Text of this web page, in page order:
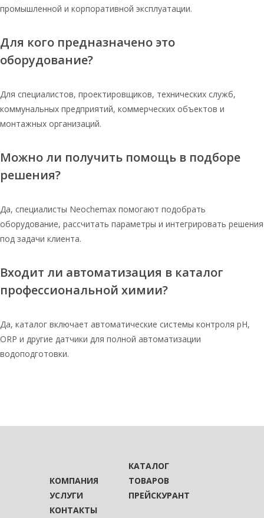
промышленной и корпоративной эксплуатации.
Для кого предназначено это
оборудование?
Для специалистов, проектировщиков, технических служб,
коммунальных предприятий, коммерческих объектов и
монтажных организаций.
Можно ли получить помощь в подборе
решения?
Да, специалисты Neochemax помогают подобрать
оборудование, рассчитать параметры и интегрировать решения
под задачи клиента.
Входит ли автоматизация в каталог
профессиональной химии?
Да, каталог включает автоматические системы контроля pH,
ORP и другие датчики для полной автоматизации
водоподготовки.
КОМПАНИЯ
КАТАЛОГ
ТОВАРОВ
УСЛУГИ
ПРЕЙСКУРАНТ
КОНТАКТЫ